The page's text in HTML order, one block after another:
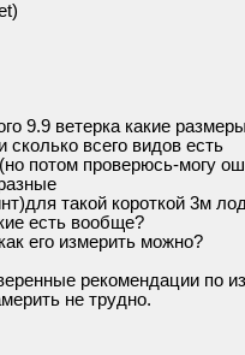
9.9 ветерка какие
всего видов есть
потом проверюсь-могу
такой короткой 3м
есть вообще?
его измерить можно?
рекомендации по
не трудно.